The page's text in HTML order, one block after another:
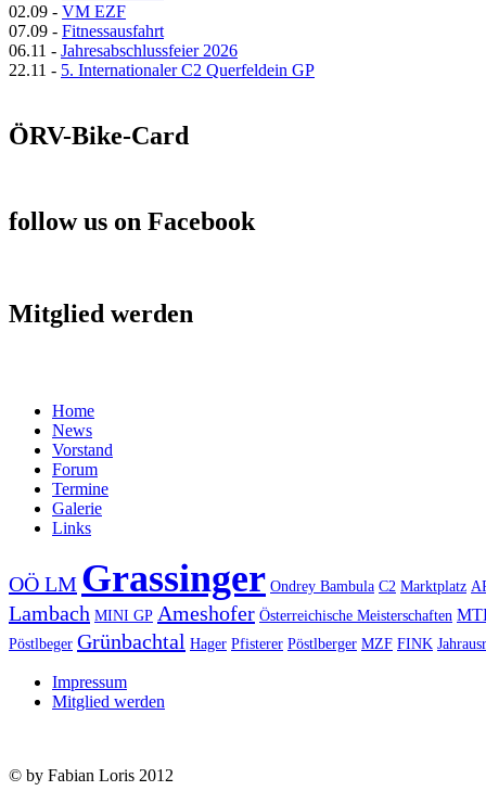
02.09 - VM EZF
07.09 - Fitnessausfahrt
06.11 - Jahresabschlussfeier 2026
22.11 - 5. Internationaler C2 Querfeldein GP
ÖRV-Bike-Card
follow us on Facebook
Mitglied werden
Home
News
Vorstand
Forum
Termine
Galerie
Links
OÖ LM Grassinger Ondrey Bambula C2 Marktplatz
Lambach MINI GP Ameshofer Österreichische Meisterschaften
Pöstlbeger Grünbachtal Hager Pfisterer Pöstlberger MZF FINK
Impressum
Mitglied werden
© by Fabian Loris 2012